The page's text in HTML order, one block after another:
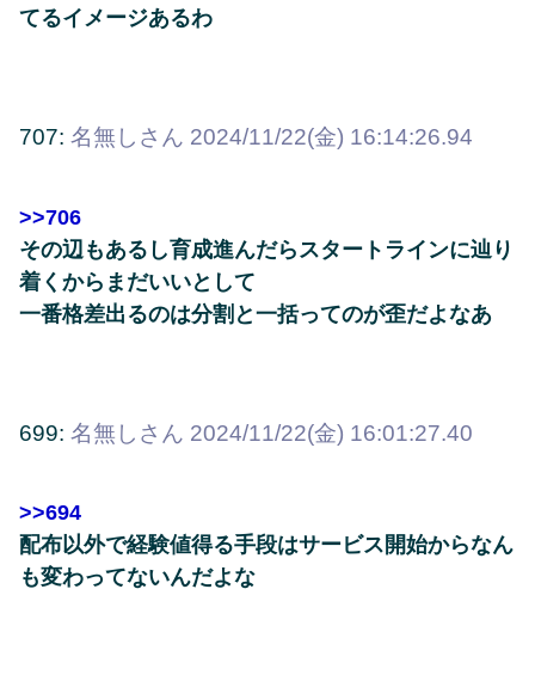
てるイメージあるわ
707: 名無しさん 2024/11/22(金) 16:14:26.94
>>706
その辺もあるし育成進んだらスタートラインに辿り
着くからまだいいとして
一番格差出るのは分割と一括ってのが歪だよなあ
699: 名無しさん 2024/11/22(金) 16:01:27.40
>>694
配布以外で経験値得る手段はサービス開始からなん
も変わってないんだよな